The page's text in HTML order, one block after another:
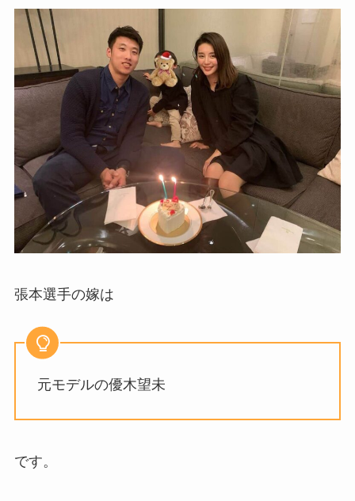
張本選手の嫁は
元モデルの優木望未
です。